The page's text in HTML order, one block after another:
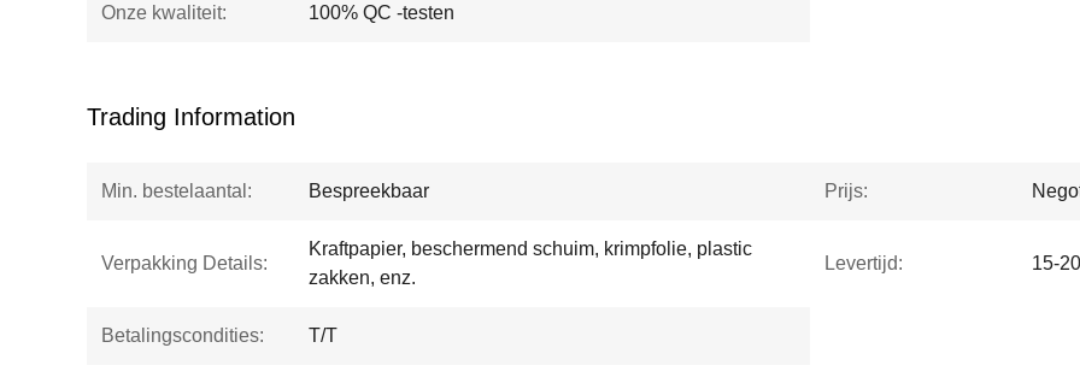
Onze kwaliteit: 100% QC -testen
Trading Information
Min. bestelaantal: Bespreekbaar Prijs:
Verpakking Details:
Kraftpapier, beschermend schuim, krimpfolie, plastic
zakken, enz.
Levertijd: 15-
Betalingscondities: T/T